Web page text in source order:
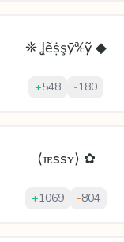
❊ Ʝẽṩşȳ℀ỹ ◆
+548 -180
⟨ᴊᴇssʏ⟩ ✿
+1069 -804